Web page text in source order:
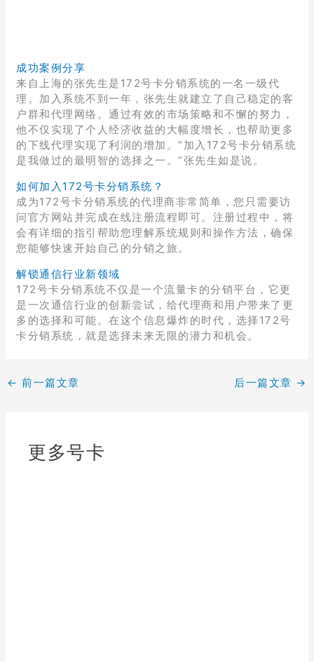
成功案例分享
来自上海的张先生是172号卡分销系统的一名一级代
理。加入系统不到一年，张先生就建立了自己稳定的客
户群和代理网络。通过有效的市场策略和不懈的努力，
他不仅实现了个人经济收益的大幅度增长，也帮助更多
的下线代理实现了利润的增加。“加入172号卡分销系统
是我做过的最明智的选择之一。”张先生如是说。
如何加入172号卡分销系统？
成为172号卡分销系统的代理商非常简单，您只需要访
问官方网站并完成在线注册流程即可。注册过程中，将
会有详细的指引帮助您理解系统规则和操作方法，确保
您能够快速开始自己的分销之旅。
解锁通信行业新领域
172号卡分销系统不仅是一个流量卡的分销平台，它更
是一次通信行业的创新尝试，给代理商和用户带来了更
多的选择和可能。在这个信息爆炸的时代，选择172号
卡分销系统，就是选择未来无限的潜力和机会。
← 前一篇文章 后一篇文章 →
更多号卡